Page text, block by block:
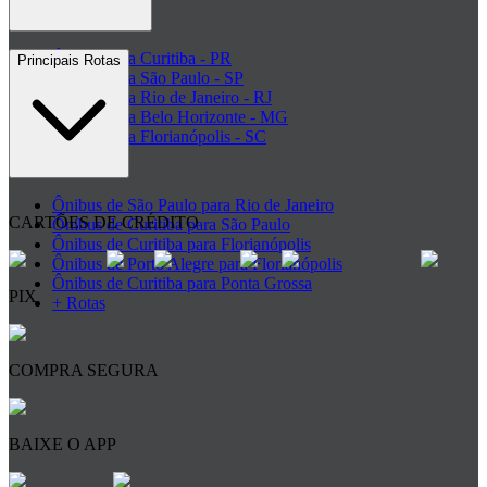
Ônibus para Curitiba - PR
Ônibus para São Paulo - SP
Ônibus para Rio de Janeiro - RJ
Ônibus para Belo Horizonte - MG
Ônibus para Florianópolis - SC
Principais Rotas
Ônibus de São Paulo para Rio de Janeiro
Ônibus de Curitiba para São Paulo
Ônibus de Curitiba para Florianópolis
Ônibus de Porto Alegre para Florianópolis
Ônibus de Curitiba para Ponta Grossa
+ Rotas
CARTÕES DE CRÉDITO
PIX
COMPRA SEGURA
BAIXE O APP